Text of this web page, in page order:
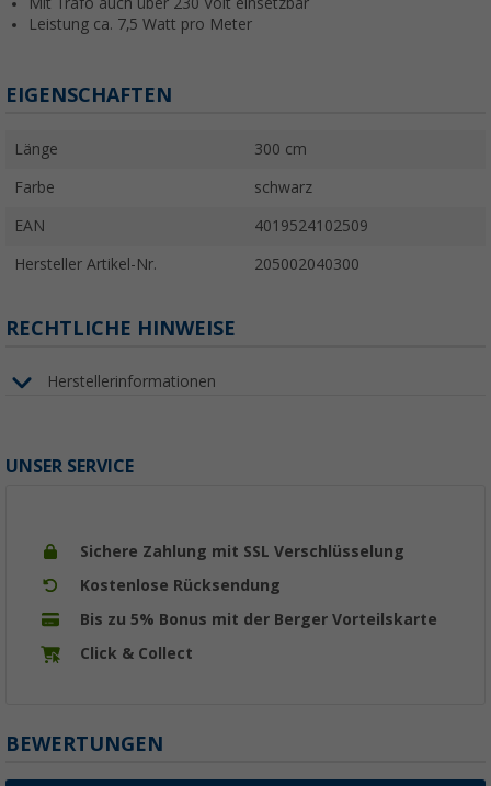
Leistung ca. 7,5 Watt pro Meter
EIGENSCHAFTEN
Länge 300 cm
Farbe schwarz
EAN 4019524102509
Hersteller Artikel-Nr. 205002040300
RECHTLICHE HINWEISE
Herstellerinformationen
UNSER SERVICE
Sichere Zahlung mit SSL Verschlüsselung
Kostenlose Rücksendung
Bis zu 5% Bonus mit der Berger Vorteilskarte
Click & Collect
BEWERTUNGEN